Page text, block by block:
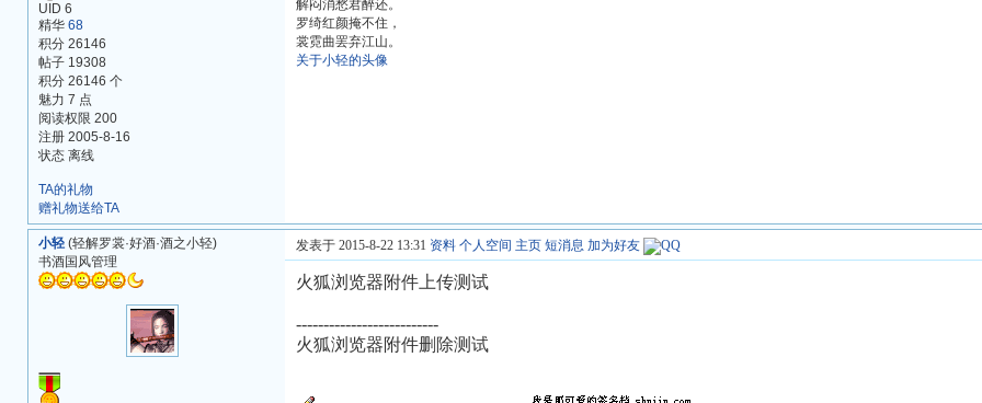
UID 6
精华 68
积分 26146
帖子 19308
积分 26146 个
魅力 7 点
阅读权限 200
注册 2005-8-16
状态 离线
TA的礼物
赠礼物送给TA
解闷消愁君醉还。
罗绮红颜掩不住，
裳霓曲罢弃江山。
关于小轻的头像
小轻 (轻解罗裳·好酒·酒之小轻)
书酒国风管理
发表于 2015-8-22 13:31 资料 个人空间 主页 短消息 加为好友
火狐浏览器附件上传测试
--------------------------
火狐浏览器附件删除测试